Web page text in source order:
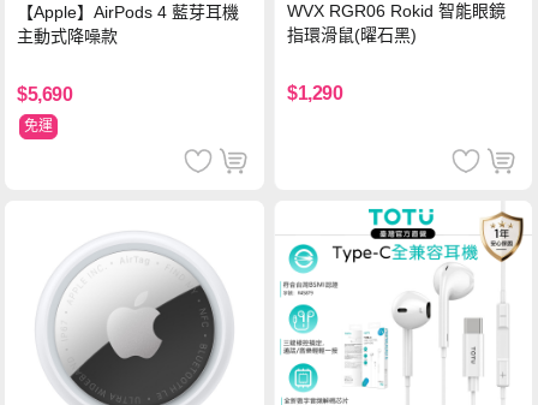
【Apple】AirPods 4 藍芽耳機
主動式降噪款
$5,690
免運
WVX RGR06 Rokid 智能眼鏡
指環滑鼠(曜石黑)
$1,290